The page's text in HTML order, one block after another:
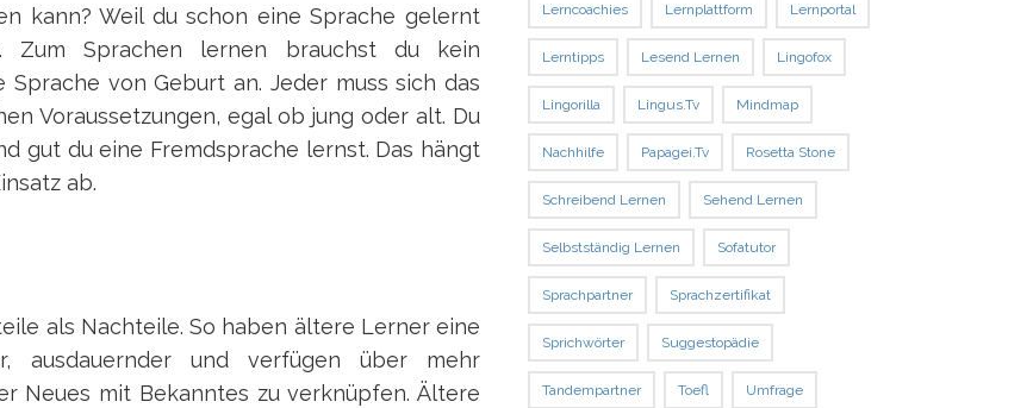
kann? Weil du schon eine Sprache gelernt
Zum Sprachen lernen brauchst du kein
von Geburt an. Jeder muss sich das
Voraussetzungen, egal ob jung oder alt. Du
gut du eine Fremdsprache lernst. Das hängt
ab.
als Nachteile. So haben ältere Lerner eine
ausdauernder und verfügen über mehr
Neues mit Bekanntes zu verknüpfen. Ältere
Lerncoachies Lernplattform Lernportal
Lerntipps Lesend Lernen Lingofox
Lingorilla Lingus.tv Mindmap
Nachhilfe Papagei.tv Rosetta Stone
Schreibend Lernen Sehend Lernen
Selbstständig Lernen Sofatutor
Sprachpartner Sprachzertifikat
Sprichwörter Suggestopädie
Tandempartner Toefl Umfrage